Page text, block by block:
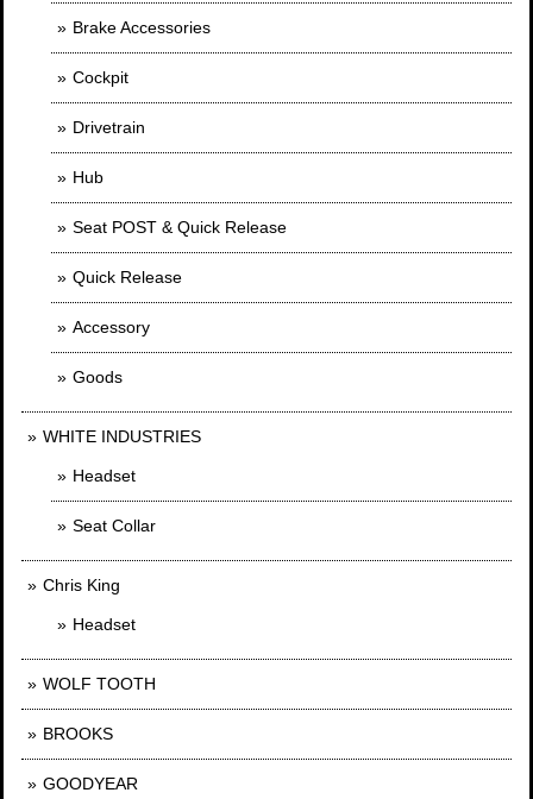
Brake Accessories
Cockpit
Drivetrain
Hub
Seat POST & Quick Release
Quick Release
Accessory
Goods
WHITE INDUSTRIES
Headset
Seat Collar
Chris King
Headset
WOLF TOOTH
BROOKS
GOODYEAR